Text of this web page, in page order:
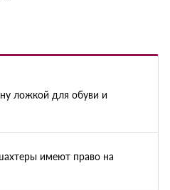
ложкой для обуви и
имеют право на